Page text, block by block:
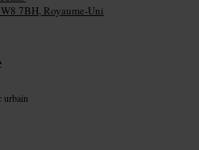
7BH, Royaume-Uni
urbain